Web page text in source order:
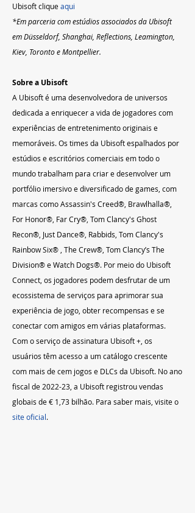
Ubisoft clique aqui
*Em parceria com estúdios associados da Ubisoft
em Düsseldorf, Shanghai, Reflections, Leamington,
Kiev, Toronto e Montpellier.
Sobre a Ubisoft
A Ubisoft é uma desenvolvedora de universos
dedicada a enriquecer a vida de jogadores com
experiências de entretenimento originais e
memoráveis. Os times da Ubisoft espalhados por
estúdios e escritórios comerciais em todo o
mundo trabalham para criar e desenvolver um
portfólio imersivo e diversificado de games, com
marcas como Assassin's Creed®, Brawlhalla®,
For Honor®, Far Cry®, Tom Clancy's Ghost
Recon®, Just Dance®, Rabbids, Tom Clancy's
Rainbow Six® , The Crew®, Tom Clancy’s The
Division® e Watch Dogs®. Por meio do Ubisoft
Connect, os jogadores podem desfrutar de um
ecossistema de serviços para aprimorar sua
experiência de jogo, obter recompensas e se
conectar com amigos em várias plataformas.
Com o serviço de assinatura Ubisoft +, os
usuários têm acesso a um catálogo crescente
com mais de cem jogos e DLCs da Ubisoft. No ano
fiscal de 2022-23, a Ubisoft registrou vendas
globais de € 1,73 bilhão. Para saber mais, visite o
site oficial.